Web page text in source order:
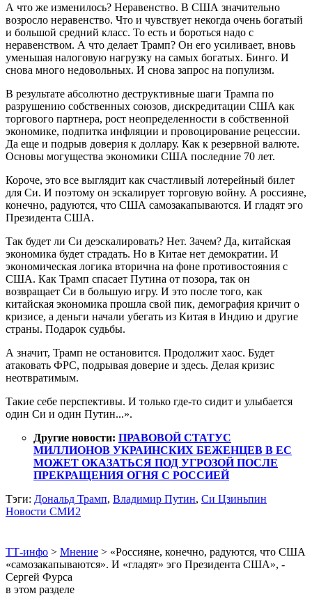
А что же изменилось? Неравенство. В США значительно
возросло неравенство. Что и чувствует некогда очень богатый
и большой средний класс. То есть и бороться надо с
неравенством. А что делает Трамп? Он его усиливает, вновь
уменьшая налоговую нагрузку на самых богатых. Бинго. И
снова много недовольных. И снова запрос на популизм.
В результате абсолютно деструктивные шаги Трампа по
разрушению собственных союзов, дискредитации США как
торгового партнера, рост неопределенности в собственной
экономике, подпитка инфляции и провоцирование рецессии.
Да еще и подрыв доверия к доллару. Как к резервной валюте.
Основы могущества экономики США последние 70 лет.
Короче, это все выглядит как счастливый лотерейный билет
для Си. И поэтому он эскалирует торговую войну. А россияне,
конечно, радуются, что США самозакапываются. И гладят эго
Президента США.
Так будет ли Си деэскалировать? Нет. Зачем? Да, китайская
экономика будет страдать. Но в Китае нет демократии. И
экономическая логика вторична на фоне противостояния с
США. Как Трамп спасает Путина от позора, так он
возвращает Си в большую игру. И это после того, как
китайская экономика прошла свой пик, демография кричит о
кризисе, а деньги начали убегать из Китая в Индию и другие
страны. Подарок судьбы.
А значит, Трамп не остановится. Продолжит хаос. Будет
атаковать ФРС, подрывая доверие и здесь. Делая кризис
неотвратимым.
Такие себе перспективы. И только где-то сидит и улыбается
один Си и один Путин...».
Другие новости: ПРАВОВОЙ СТАТУС
МИЛЛИОНОВ УКРАИНСКИХ БЕЖЕНЦЕВ В ЕС
МОЖЕТ ОКАЗАТЬСЯ ПОД УГРОЗОЙ ПОСЛЕ
ПРЕКРАЩЕНИЯ ОГНЯ С РОССИЕЙ
Тэги: Дональд Трамп, Владимир Путин, Си Цзиньпин
Новости СМИ2
ТТ-инфо > Мнение > «Россияне, конечно, радуются, что США
«самозакапываются». И «гладят» эго Президента США», -
Сергей Фурса
в этом разделе